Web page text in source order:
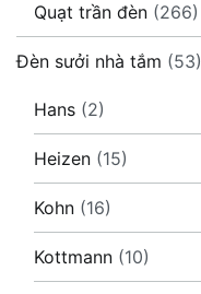
Quạt trần đèn (266)
Đèn sưởi nhà tắm (53)
Hans (2)
Heizen (15)
Kohn (16)
Kottmann (10)